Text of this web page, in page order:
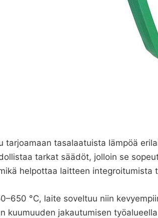
tarjoamaan tasalaatuista lämpöä
tarkat säädöt, jolloin se
helpottaa laitteen integroitumista
°C, laite soveltuu niin
kuumuuden jakautumisen